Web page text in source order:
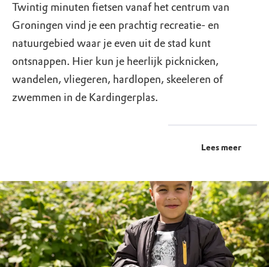
Twintig minuten fietsen vanaf het centrum van
Groningen vind je een prachtig recreatie- en
natuurgebied waar je even uit de stad kunt
ontsnappen. Hier kun je heerlijk picknicken,
wandelen, vliegeren, hardlopen, skeeleren of
zwemmen in de Kardingerplas.
Lees meer